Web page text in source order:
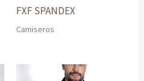
FXF SPANDEX
Camiseros